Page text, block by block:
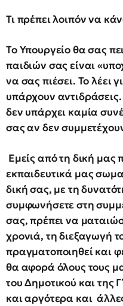
Τι πρέπει λοιπόν να
Το Υπουργείο θα σας
παιδιών σας είναι
να σας πιέσει. Το λέει
υπάρχουν
δεν υπάρχει καμία
σας αν δεν
Εμείς από τη δική
εκπαιδευτικά μας
δική σας, με τη
συμφωνήσετε στη
σας, πρέπει να
χρονιά, τη διεξαγωγή
πραγματοποιηθεί και
θα αφορά όλους τους
του Δημοτικού και της
και αργότερα και